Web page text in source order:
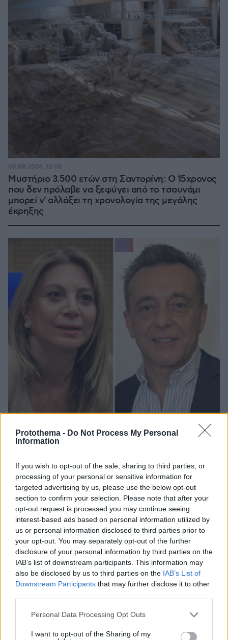
Protothema - Do Not Process My Personal
Information
If you wish to opt-out of the sale, sharing to third parties, or
processing of your personal or sensitive information for
targeted advertising by us, please use the below opt-out
section to confirm your selection. Please note that after your
opt-out request is processed you may continue seeing
interest-based ads based on personal information utilized by
us or personal information disclosed to third parties prior to
your opt-out. You may separately opt-out of the further
disclosure of your personal information by third parties on the
IAB’s list of downstream participants. This information may
also be disclosed by us to third parties on the IAB’s List of
Downstream Participants that may further disclose it to other
Please note that this website/app uses one or more Google
not limited to your visit or usage behaviour. You may click to
Personal Data Processing Opt Outs
I want to opt-out of the Sharing of my
Μυστήριο 3.500 ετών στη Σαντορίνη: Ο 15χρονος
που δεν πρόλαβε να ξεφύγει από το τσουνάμι
μπορεί ν' αλλάξει τη χρονολογία της μεγάλης
έκρηξης
08.08.2026, 18:08
Εγκαταλείπει το κόμμα Καρυστιανού και ο
επιχειρηματίας Νίκος Μπρουτζάκης: Καταγγέλλει
κλειστή κάστα, «λένε προδότες και πληρωμένους
όσους αποχωρούν»